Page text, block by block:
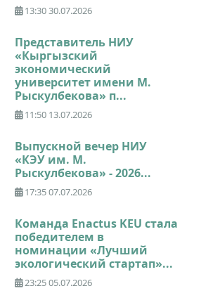
13:30 30.07.2026
Представитель НИУ
«Кыргызский
экономический
университет имени М.
Рыскулбекова» п...
11:50 13.07.2026
Выпускной вечер НИУ
«КЭУ им. М.
Рыскулбекова» - 2026...
17:35 07.07.2026
Команда Enactus KEU стала
победителем в
номинации «Лучший
экологический стартап»...
23:25 05.07.2026